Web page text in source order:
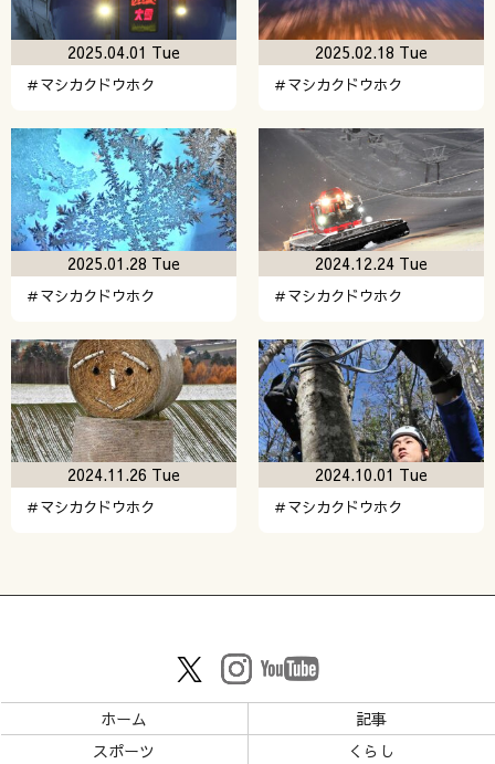
＃マシカクドウホク
2025.04.01 Tue
＃マシカクドウホク
2025.02.18 Tue
＃マシカクドウホク
2025.01.28 Tue
＃マシカクドウホク
2024.12.24 Tue
＃マシカクドウホク
2024.11.26 Tue
＃マシカクドウホク
2024.10.01 Tue
ホーム
記事
スポーツ
くらし